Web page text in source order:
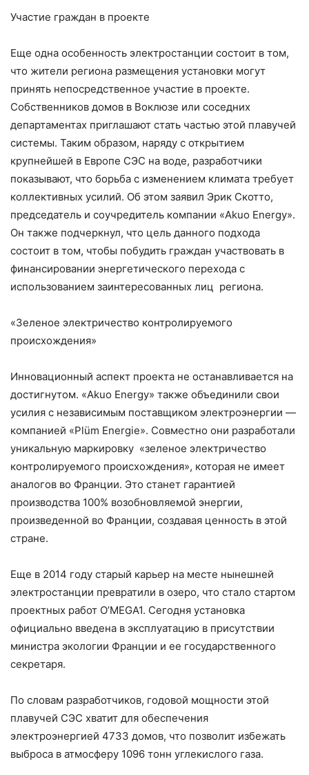
Участие граждан в проекте
Еще одна особенность электростанции состоит в том,
что жители региона размещения установки могут
принять непосредственное участие в проекте.
Собственников домов в Воклюзе или соседних
департаментах приглашают стать частью этой плавучей
системы. Таким образом, наряду с открытием
крупнейшей в Европе СЭС на воде, разработчики
показывают, что борьба с изменением климата требует
коллективных усилий. Об этом заявил Эрик Скотто,
председатель и соучредитель компании «Akuo Energy».
Он также подчеркнул, что цель данного подхода
состоит в том, чтобы побудить граждан участвовать в
финансировании энергетического перехода с
использованием заинтересованных лиц региона.
«Зеленое электричество контролируемого
происхождения»
Инновационный аспект проекта не останавливается на
достигнутом. «Akuo Energy» также объединили свои
усилия с независимым поставщиком электроэнергии —
компанией «Plüm Energie». Совместно они разработали
уникальную маркировку «зеленое электричество
контролируемого происхождения», которая не имеет
аналогов во Франции. Это станет гарантией
производства 100% возобновляемой энергии,
произведенной во Франции, создавая ценность в этой
стране.
Еще в 2014 году старый карьер на месте нынешней
электростанции превратили в озеро, что стало стартом
проектных работ O’MEGA1. Сегодня установка
официально введена в эксплуатацию в присутствии
министра экологии Франции и ее государственного
секретаря.
По словам разработчиков, годовой мощности этой
плавучей СЭС хватит для обеспечения
электроэнергией 4733 домов, что позволит избежать
выброса в атмосферу 1096 тонн углекислого газа.